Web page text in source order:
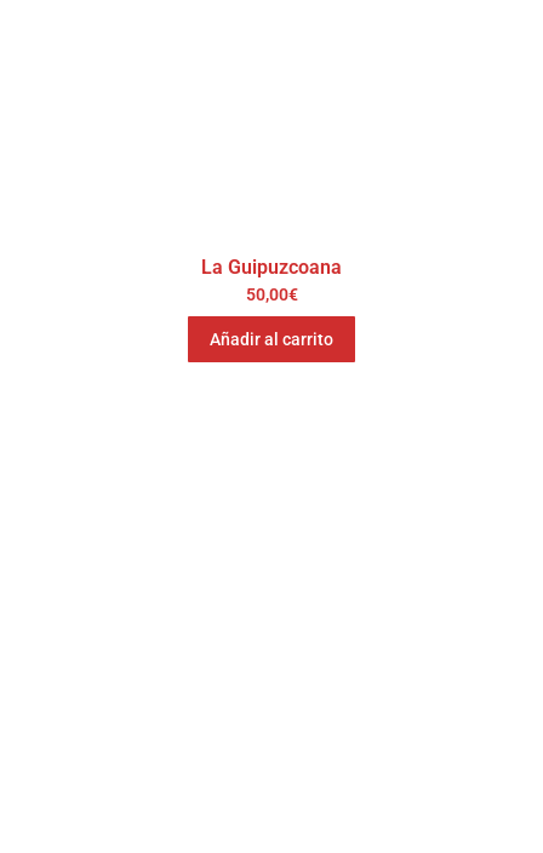
La Guipuzcoana
50,00€
Añadir al carrito